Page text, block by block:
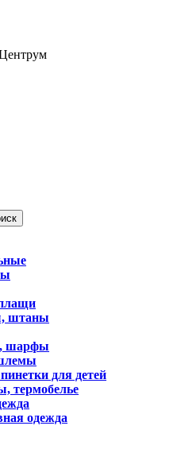
штаны
шарфы
для детей
термобелье
одежда